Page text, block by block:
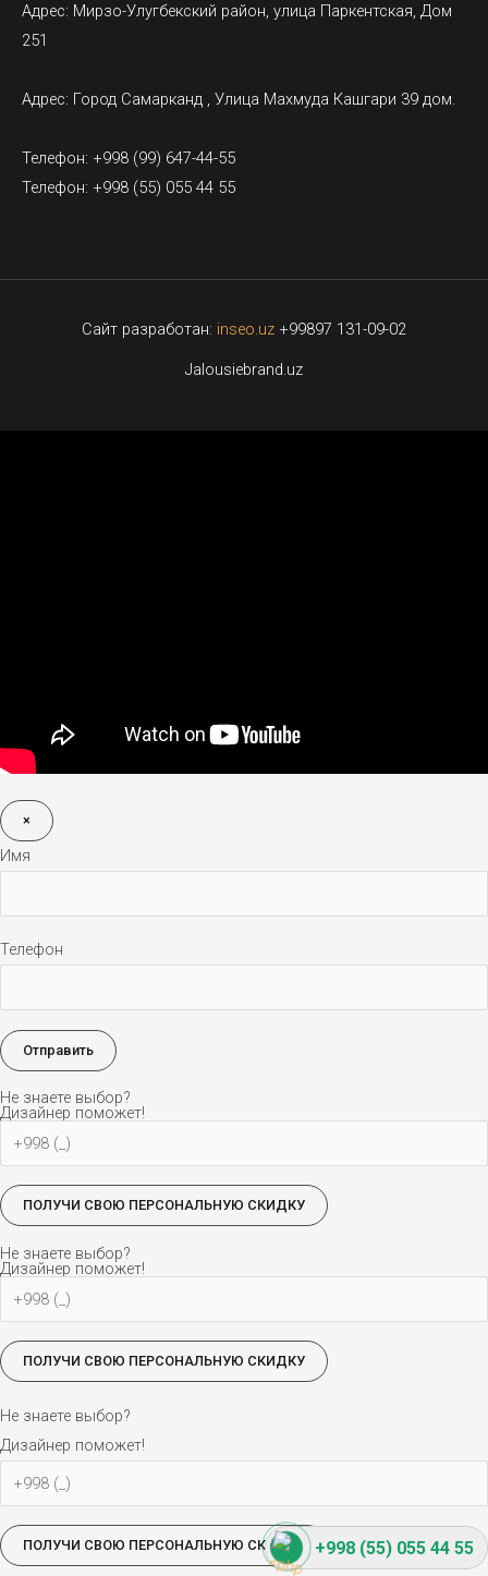
Адрес: Мирзо-Улугбекский район, улица Паркентская, Дом
251
Адрес: Город Самарканд , Улица Махмуда Кашгари 39 дом.
Телефон: +998 (99) 647-44-55
Телефон: +998 (55) 055 44 55
Сайт разработан: inseo.uz +99897 131-09-02
Jalousiebrand.uz
×
Имя
Телефон
Не знаете выбор?
Дизайнер поможет!
Не знаете выбор?
Дизайнер поможет!
+998 (55) 055 44 55
Не знаете выбор?
Дизайнер поможет!